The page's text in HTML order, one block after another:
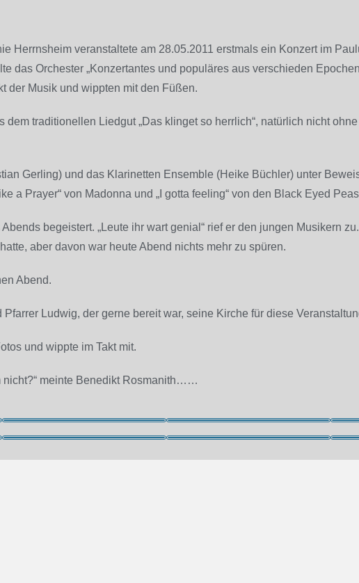
Herrnsheim veranstaltete am 28.05.2011 erstmals ein Konzert im
das Orchester „Konzertantes und populäres aus verschieden
der Musik und wippten mit den Füßen.
traditionellen Liedgut „Das klinget so herrlich“, natürlich nicht
Gerling) und das Klarinetten Ensemble (Heike Büchler) unter
a Prayer“ von Madonna und „I gotta feeling“ von den Black Eyed
begeistert. „Leute ihr wart genial“ rief er den jungen Musikern
aber davon war heute Abend nichts mehr zu spüren.
Abend.
Ludwig, der gerne bereit war, seine Kirche für diese
und wippte im Takt mit.
nicht?“ meinte Benedikt Rosmanith……